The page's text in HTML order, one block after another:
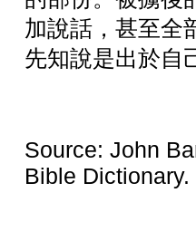
加說話，甚至全
先知說是出於自
Source: John
Bible Dictionary.